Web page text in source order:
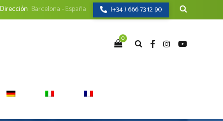
Dirección Barcelona - España (+34 ) 666 73 12 90
0